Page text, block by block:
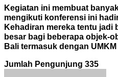
Kegiatan ini membuat
mengikuti konferensi ini
Kehadiran mereka tentu jadi
besar bagi beberapa objek-
Bali termasuk dengan
Jumlah Pengunjung 335